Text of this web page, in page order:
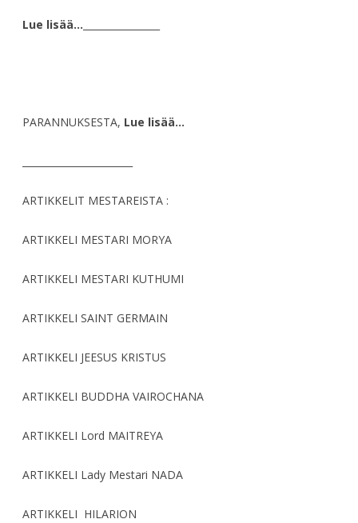
Lue lisää…
PARANNUKSESTA, Lue lisää…
ARTIKKELIT MESTAREISTA :
ARTIKKELI MESTARI MORYA
ARTIKKELI MESTARI KUTHUMI
ARTIKKELI SAINT GERMAIN
ARTIKKELI JEESUS KRISTUS
ARTIKKELI BUDDHA VAIROCHANA
ARTIKKELI Lord MAITREYA
ARTIKKELI Lady Mestari NADA
ARTIKKELI HILARION